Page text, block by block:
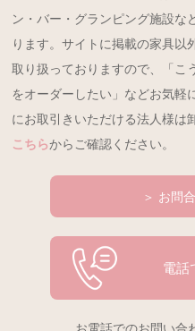
ン・バー・グランピング施設な
ります。サイトに掲載の家具以
取り扱っておりますので、「こ
をオーダーしたい」などお気軽
にお取引きいただける法人様は
こちらからご確認ください。
＞ お問
電話
お電話でのお問い合